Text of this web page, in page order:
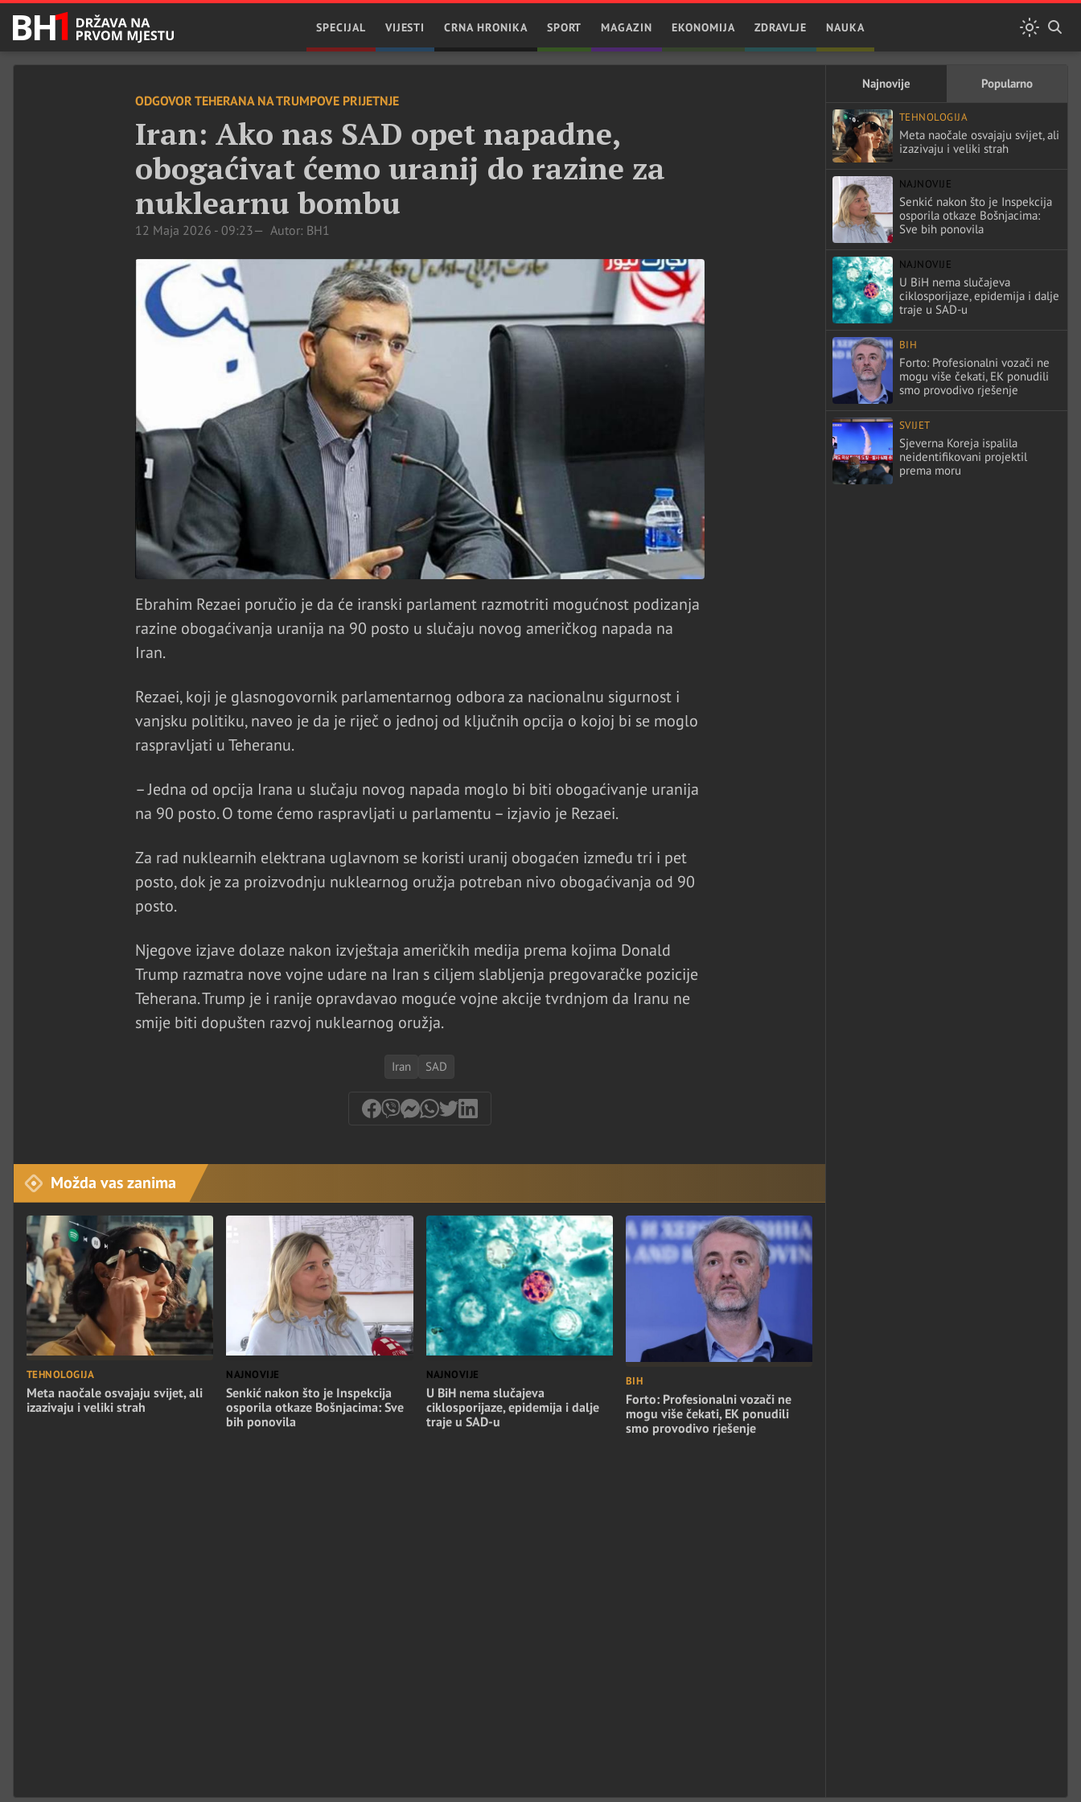
SPECIJAL VIJESTI CRNA HRONIKA SPORT MAGAZIN EKONOMIJA ZDRAVLJE NAUKA
ODGOVOR TEHERANA NA TRUMPOVE PRIJETNJE
Iran: Ako nas SAD opet napadne,
obogaćivat ćemo uranij do razine za
nuklearnu bombu
12 Maja 2026 - 09:23 Autor: BH1
Ebrahim Rezaei poručio je da će iranski parlament razmotriti mogućnost podizanja
razine obogaćivanja uranija na 90 posto u slučaju novog američkog napada na
Iran.
Rezaei, koji je glasnogovornik parlamentarnog odbora za nacionalnu sigurnost i
vanjsku politiku, naveo je da je riječ o jednoj od ključnih opcija o kojoj bi se moglo
raspravljati u Teheranu.
– Jedna od opcija Irana u slučaju novog napada moglo bi biti obogaćivanje uranija
na 90 posto. O tome ćemo raspravljati u parlamentu – izjavio je Rezaei.
Za rad nuklearnih elektrana uglavnom se koristi uranij obogaćen između tri i pet
posto, dok je za proizvodnju nuklearnog oružja potreban nivo obogaćivanja od 90
posto.
Njegove izjave dolaze nakon izvještaja američkih medija prema kojima Donald
Trump razmatra nove vojne udare na Iran s ciljem slabljenja pregovaračke pozicije
Teherana. Trump je i ranije opravdavao moguće vojne akcije tvrdnjom da Iranu ne
smije biti dopušten razvoj nuklearnog oružja.
Iran SAD
Možda vas zanima
TEHNOLOGIJA
Meta naočale osvajaju svijet, ali
izazivaju i veliki strah
NAJNOVIJE
Senkić nakon što je Inspekcija
osporila otkaze Bošnjacima: Sve
bih ponovila
NAJNOVIJE
U BiH nema slučajeva
ciklosporijaze, epidemija i dalje
traje u SAD-u
BIH
Forto: Profesionalni vozači ne
mogu više čekati, EK ponudili
smo provodivo rješenje
Najnovije Popularno
TEHNOLOGIJA
Meta naočale osvajaju svijet, ali
izazivaju i veliki strah
NAJNOVIJE
Senkić nakon što je Inspekcija
osporila otkaze Bošnjacima:
Sve bih ponovila
NAJNOVIJE
U BiH nema slučajeva
ciklosporijaze, epidemija i dalje
traje u SAD-u
BIH
Forto: Profesionalni vozači ne
mogu više čekati, EK ponudili
smo provodivo rješenje
SVIJET
Sjeverna Koreja ispalila
neidentifikovani projektil
prema moru